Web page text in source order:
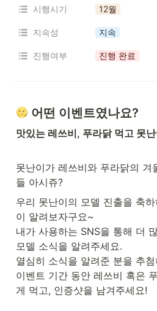
시행시기 12월
지속성 지속
진행여부 진행 완료
어떤 이벤트였나요?
맛있는 레쓰비, 푸라닭 먹고 못
못난이가 레쓰비와 푸라닭의
들 아시쥬?
우리 못난이의 모델 진출을 축
이 알려보자구요~
내가 사용하는 SNS을 통해 더
모델 소식을 알려주세요.
열심히 소식을 알려준 분을 추
이벤트 기간 동안 레쓰비 혹은
게 먹고, 인증샷을 남겨주세요!